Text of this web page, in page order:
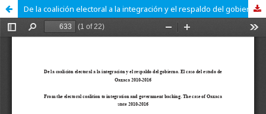
De la coalición electoral a la integración y el respaldo del gobierno. El caso del estado de Oaxaca 2010-2016